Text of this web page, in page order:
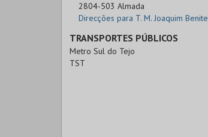
2804-503 Almada
Direcções para T. M. Joaquim Benite
TRANSPORTES PÚBLICOS
Metro Sul do Tejo
TST